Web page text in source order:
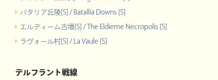
バタリア丘陵[S] / Batallia Downs [S]
エルディーム古墳[S] / The Eldieme Necropolis [S]
ラヴォール村[S] / La Vaule [S]
デルフラント戦線